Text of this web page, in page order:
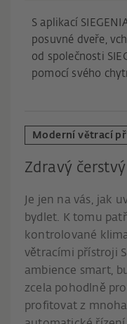
S aplikací
posuvné dveře,
od společnosti
pomocí svého
Moderní větrací
Zdravý
Je jen na vás, jak
bydlet. K tomu
kontrolované
větracími přístroji
ambience smart,
zcela pohodlně
profitovat z